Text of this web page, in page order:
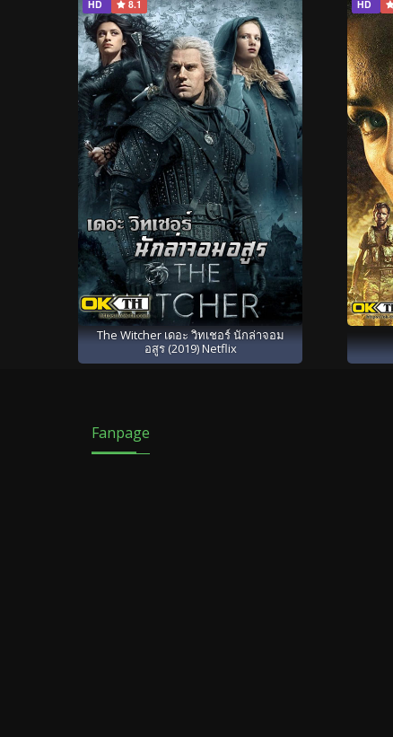
HD 8.1
The Witcher เดอะ วิทเชอร์ นักล่าจอม
อสูร (2019) Netflix
HD
Fanpage